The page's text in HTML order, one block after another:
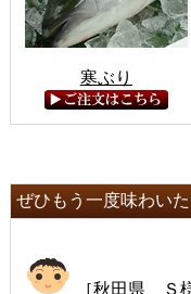
寒ぶり
ぜひもう一度味わいた
［秋田県 Ｓ